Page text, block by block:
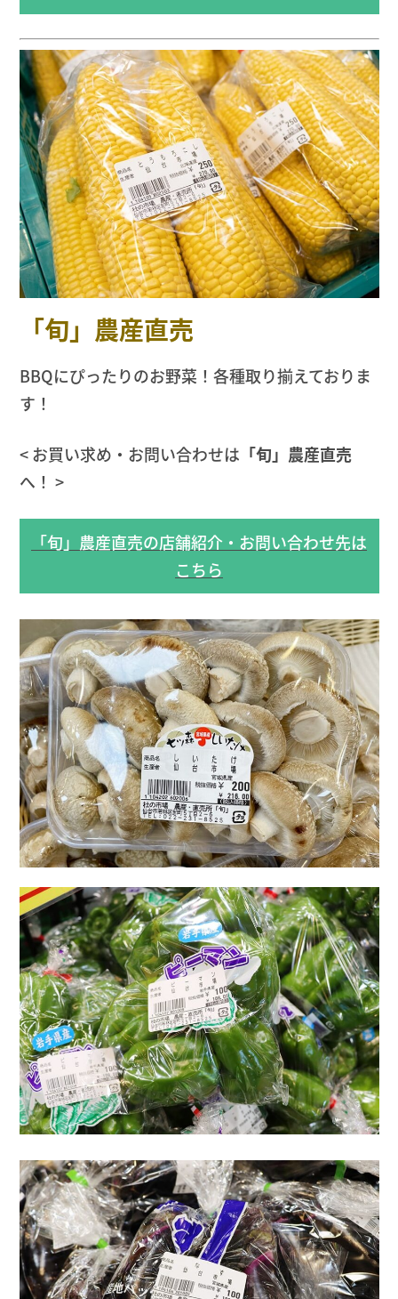
「旬」農産直売
BBQにぴったりのお野菜！各種取り揃えておりま
す！
< お買い求め・お問い合わせは 「旬」農産直売
へ！ >
「旬」農産直売の店舗紹介・お問い合わせ先は
こちら